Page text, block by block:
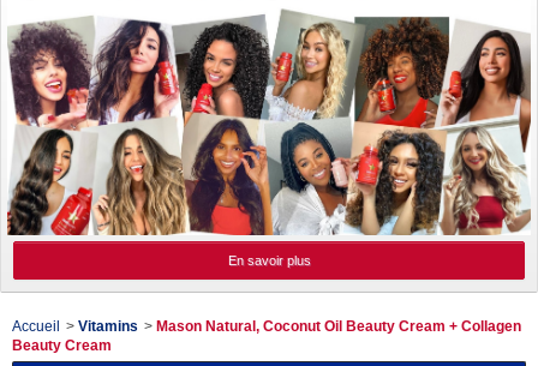
En savoir plus
Accueil > Vitamins > Mason Natural, Coconut Oil Beauty Cream + Collagen
Beauty Cream